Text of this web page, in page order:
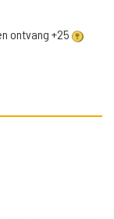
ontvang +25